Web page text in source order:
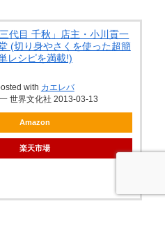
代目 千秋」店主・小川貢一
(切り身やさくを使った超簡
レシピを満載!)
with カエレバ
世界文化社 2013-03-13
Amazon
楽天市場